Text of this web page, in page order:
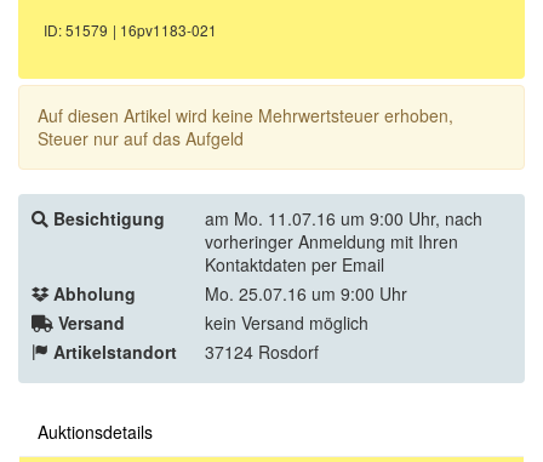
ID: 51579 | 16pv1183-021
Auf diesen Artikel wird keine Mehrwertsteuer erhoben,
Steuer nur auf das Aufgeld
Besichtigung
am Mo. 11.07.16 um 9:00 Uhr, nach
vorheringer Anmeldung mit Ihren
Kontaktdaten per Email
Abholung
Mo. 25.07.16 um 9:00 Uhr
Versand
kein Versand möglich
Artikelstandort
37124 Rosdorf
Auktionsdetails